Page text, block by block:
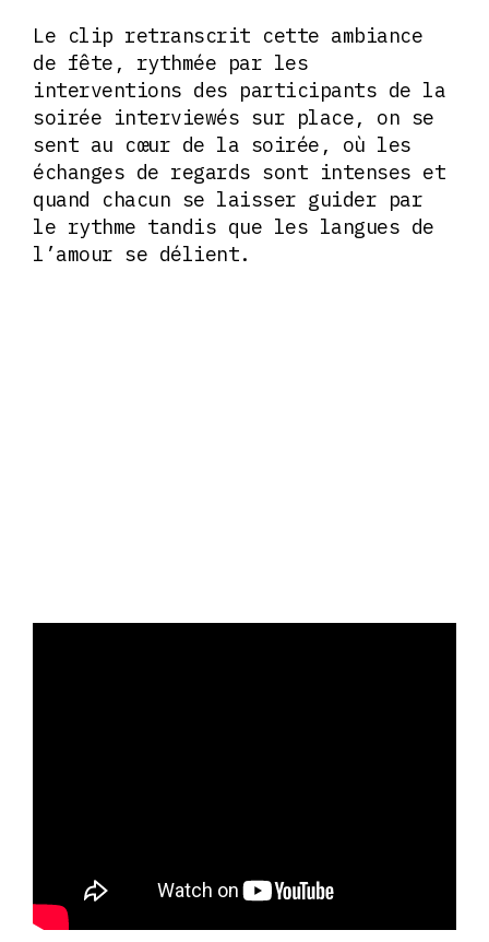
Le clip retranscrit cette ambiance
de fête, rythmée par les
interventions des participants de la
soirée interviewés sur place, on se
sent au cœur de la soirée, où les
échanges de regards sont intenses et
quand chacun se laisser guider par
le rythme tandis que les langues de
l’amour se délient.